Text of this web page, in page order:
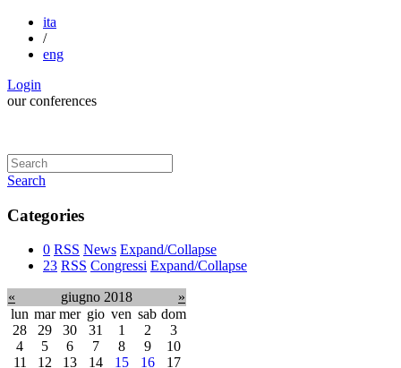
ita
/
eng
Login
our conferences
Search
Categories
0 RSS News Expand/Collapse
23 RSS Congressi Expand/Collapse
« giugno 2018
»
lun mar mer gio ven sab dom
28
29 30 31 1 2
3
4
5 6 7 8 9
10
11
12 13 14 15 16
17